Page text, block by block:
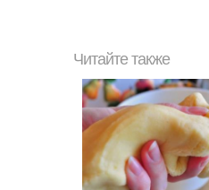
Читайте также